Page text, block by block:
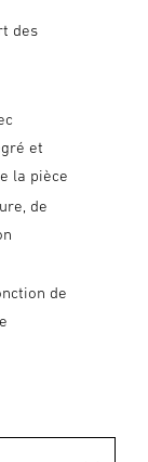
des
et
la pièce
de
de